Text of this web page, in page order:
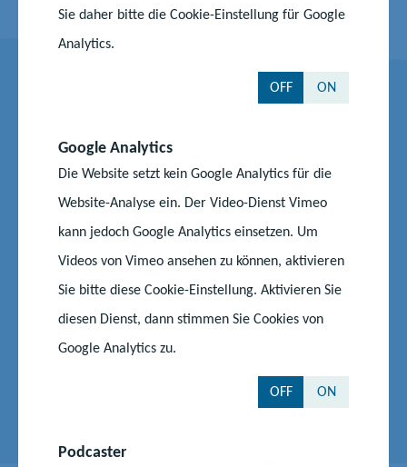
Sie daher bitte die Cookie-Einstellung für Google
Analytics.
OFF ON
Google Analytics
Die Website setzt kein Google Analytics für die
Website-Analyse ein. Der Video-Dienst Vimeo
kann jedoch Google Analytics einsetzen. Um
Videos von Vimeo ansehen zu können, aktivieren
Sie bitte diese Cookie-Einstellung. Aktivieren Sie
diesen Dienst, dann stimmen Sie Cookies von
Google Analytics zu.
OFF ON
Podcaster
Birgit Bomhauer-Beins
Ministerium für Bildung und Kindertagesförderung
Referat 240 - Schulartübergreifende pädagogische
Telefon:0385 588 17242